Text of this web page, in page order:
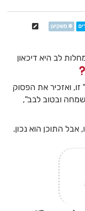
❄️ משקיען
לב היא דיכאון
ואזכיר את הפסוק
ובטוב לבב",
אבל התוכן הוא נכון.